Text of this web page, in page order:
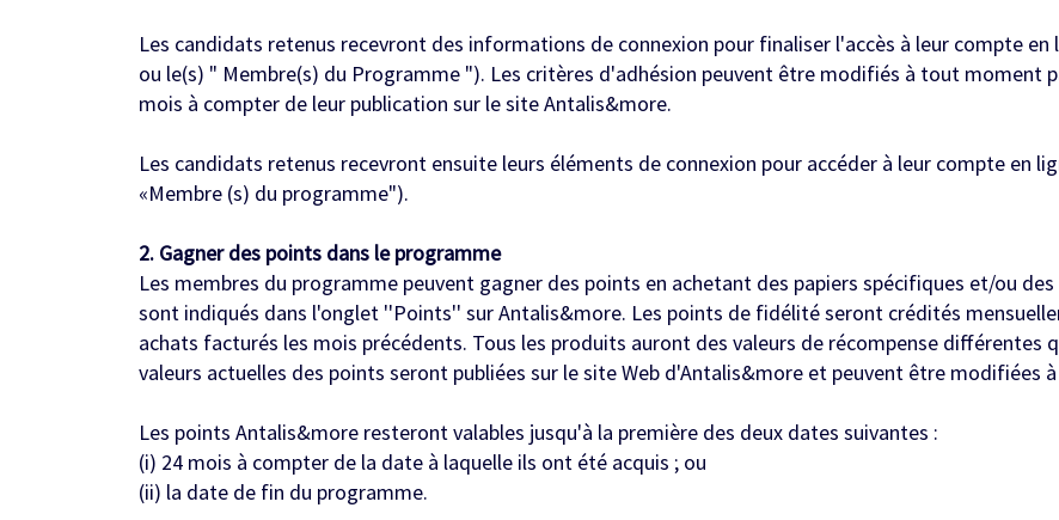
Les candidats retenus recevront des informations de connexion pour finaliser l'accès à leur compte
ou le(s) " Membre(s) du Programme "). Les critères d'adhésion peuvent être modifiés à tout moment
mois à compter de leur publication sur le site Antalis&more.
Les candidats retenus recevront ensuite leurs éléments de connexion pour accéder à leur compte en
«Membre (s) du programme").
2. Gagner des points dans le programme
Les membres du programme peuvent gagner des points en achetant des papiers spécifiques et/ou
sont indiqués dans l'onglet ''Points'' sur Antalis&more. Les points de fidélité seront crédités
achats facturés les mois précédents. Tous les produits auront des valeurs de récompense différentes
valeurs actuelles des points seront publiées sur le site Web d'Antalis&more et peuvent être modifiées
Les points Antalis&more resteront valables jusqu'à la première des deux dates suivantes :
(i) 24 mois à compter de la date à laquelle ils ont été acquis ; ou
(ii) la date de fin du programme.